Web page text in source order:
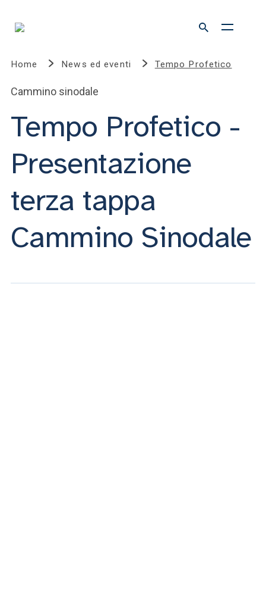
Home News ed eventi Tempo Profetico
Cammino sinodale
Tempo Profetico -
Presentazione
terza tappa
Cammino Sinodale